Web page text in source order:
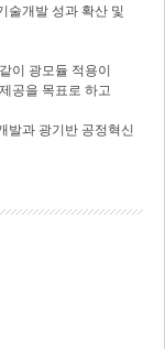
술개발 성과 확산 및
이 광모듈 적용이
공을 목표로 하고
발과 광기반 공정혁신